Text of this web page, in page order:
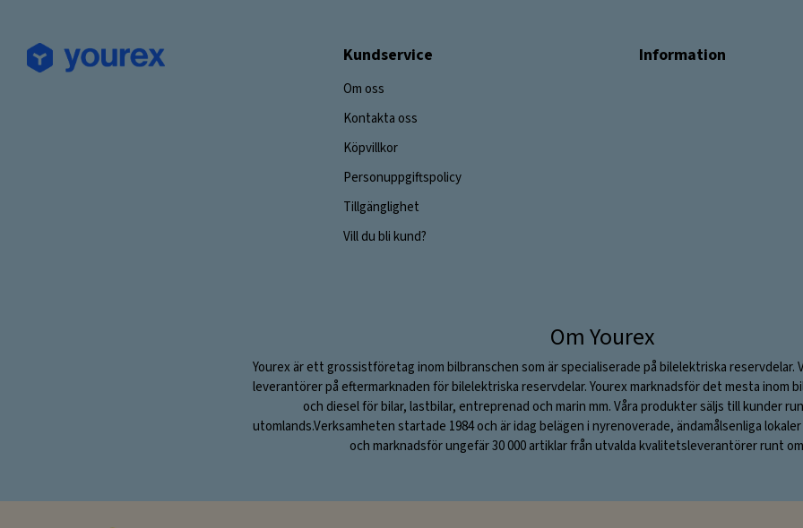
Kundservice
Om oss
Kontakta oss
Köpvillkor
Personuppgiftspolicy
Tillgänglighet
Vill du bli kund?
Information
Om Yourex
Yourex är ett grossistföretag inom bilbranschen som är specialiserade på bilelektriska reservdelar.
leverantörer på eftermarknaden för bilelektriska reservdelar. Yourex marknadsför det mesta inom
och diesel för bilar, lastbilar, entreprenad och marin mm. Våra produkter säljs till kunder
utomlands.Verksamheten startade 1984 och är idag belägen i nyrenoverade, ändamålsenliga lokaler
och marknadsför ungefär 30 000 artiklar från utvalda kvalitetsleverantörer runt